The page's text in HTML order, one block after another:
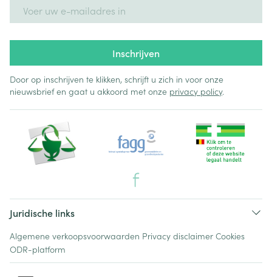
Inschrijven
Door op inschrijven te klikken, schrijft u zich in voor onze
nieuwsbrief en gaat u akkoord met onze privacy policy.
Juridische links
Algemene verkoopsvoorwaarden Privacy disclaimer Cookies
ODR-platform